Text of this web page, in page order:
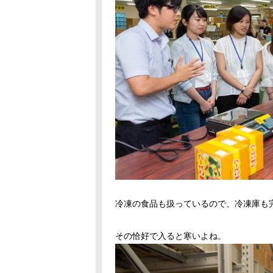
冷凍の食品も扱っているので、冷凍庫も
その恰好で入ると寒いよね。